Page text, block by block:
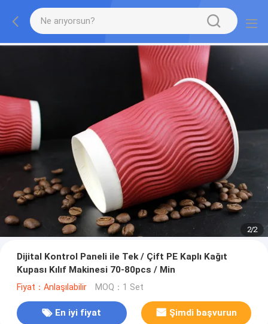
2/2
Dijital Kontrol Paneli ile Tek / Çift PE Kaplı Kağıt
Kupası Kılıf Makinesi 70-80pcs / Min
Fiyat：Anlaşılabilir MOQ：1 Set
En iyi fiyat Şimdi başvurun